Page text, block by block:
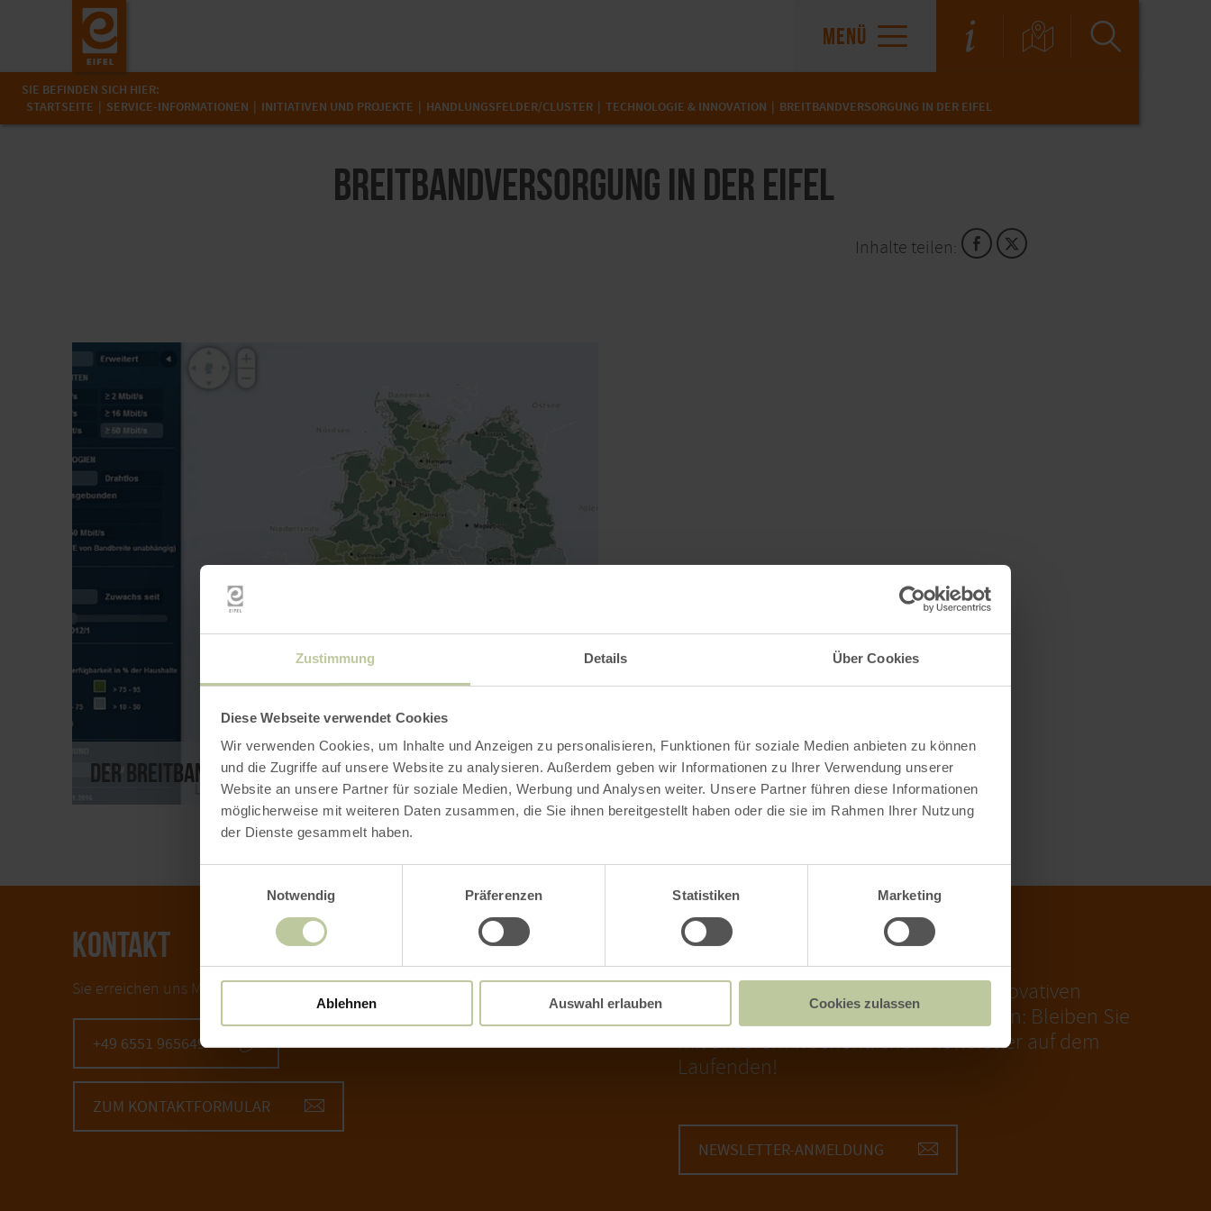
Zustimmung Details Über Cookies
Diese Webseite verwendet Cookies
Wir verwenden Cookies, um Inhalte und Anzeigen zu personalisieren, Funktionen für soziale Medien anbieten zu können
und die Zugriffe auf unsere Website zu analysieren. Außerdem geben wir Informationen zu Ihrer Verwendung unserer
Website an unsere Partner für soziale Medien, Werbung und Analysen weiter. Unsere Partner führen diese Informationen
möglicherweise mit weiteren Daten zusammen, die Sie ihnen bereitgestellt haben oder die sie im Rahmen Ihrer Nutzung
der Dienste gesammelt haben.
Notwendig
Präferenzen Statistiken Marketing
Ablehnen Auswahl erlauben Cookies zulassen
MENÜ
SIE BEFINDEN SICH HIER:
STARTSEITE
SERVICE-INFORMATIONEN INITIATIVEN UND PROJEKTE HANDLUNGSFELDER/CLUSTER TECHNOLOGIE & INNOVATION BREITBANDVERSORGUNG IN DER EIFEL
Breitbandversorgung in der Eifel
Inhalte teilen:
Der Breitbandatlas
KONTAKT
Sie erreichen uns Montag - Freitag von 08:30 Uhr bis 17:00 Uhr
+49 6551 965649
ZUM KONTAKTFORMULAR
NEWSLETTER
Infos zur regionalen Wirtschaft, zu innovativen
Projekten und beispielhaften Initiativen: Bleiben Sie
mit unserem wöchentlichen Newsletter auf dem
Laufenden!
NEWSLETTER-ANMELDUNG